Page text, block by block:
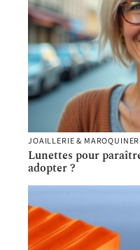
JOAILLERIE &
Lunettes pour
adopter ?